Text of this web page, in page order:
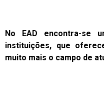
No EAD encontra-se
instituições, que
muito mais o campo de